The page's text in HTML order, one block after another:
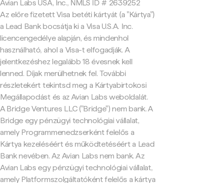
Avian Labs USA, Inc., NMLS ID # 2639252
Az előre fizetett Visa betéti kártyát (a "Kártya")
a Lead Bank bocsátja ki a Visa U.S.A. Inc.
licencengedélye alapján, és mindenhol
használható, ahol a Visa-t elfogadják. A
jelentkezéshez legalább 18 évesnek kell
lenned. Díjak merülhetnek fel. További
részletekért tekintsd meg a Kártyabirtokosi
Megállapodást és az Avian Labs weboldalát.
A Bridge Ventures LLC ("Bridge") nem bank. A
Bridge egy pénzügyi technológiai vállalat,
amely Programmenedzserként felelős a
Kártya kezeléséért és működtetéséért a Lead
Bank nevében. Az Avian Labs nem bank. Az
Avian Labs egy pénzügyi technológiai vállalat,
amely Platformszolgáltatóként felelős a kártya